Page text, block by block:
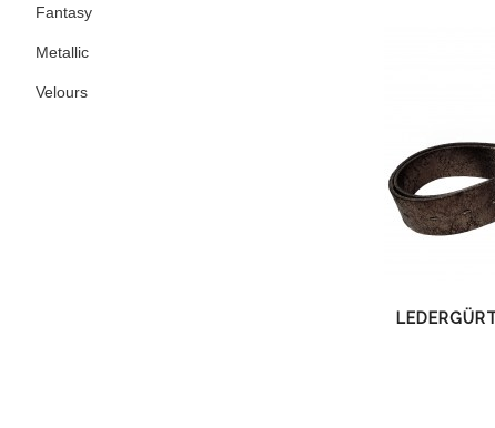
Fantasy
Metallic
Velours